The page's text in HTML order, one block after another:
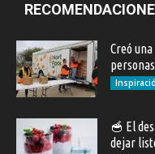
Creó
🥣 El
dejar